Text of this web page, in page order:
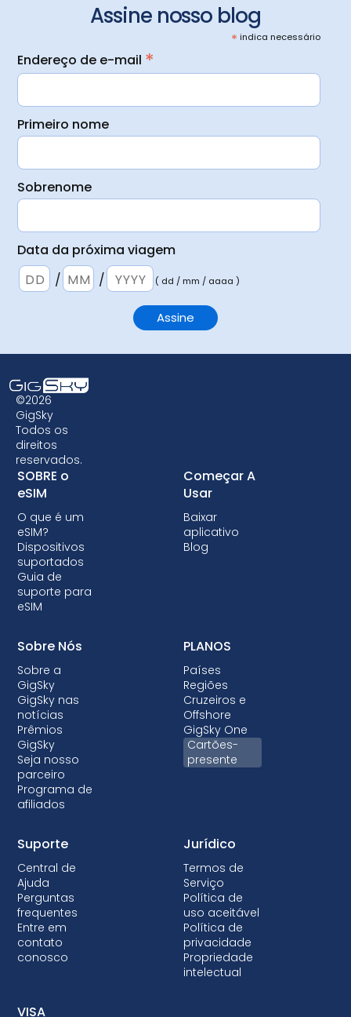
Assine nosso blog
* indica necessário
Endereço de e-mail *
Primeiro nome
Sobrenome
Data da próxima viagem
/
/ ( dd / mm / aaaa )
©2026
GigSky
Todos os
direitos
reservados.
SOBRE o
eSIM
O que é um
eSIM?
Dispositivos
suportados
Guia de
suporte para
eSIM
Começar A
Usar
Baixar
aplicativo
Blog
Sobre Nós
Sobre a
GigSky
GigSky nas
notícias
Prêmios
GigSky
Seja nosso
parceiro
Programa de
afiliados
PLANOS
Países
Regiões
Cruzeiros e
Offshore
GigSky One
Cartões-
presente
Suporte
Central de
Ajuda
Perguntas
frequentes
Entre em
contato
conosco
Jurídico
Termos de
Serviço
Política de
uso aceitável
Política de
privacidade
Propriedade
intelectual
VISA